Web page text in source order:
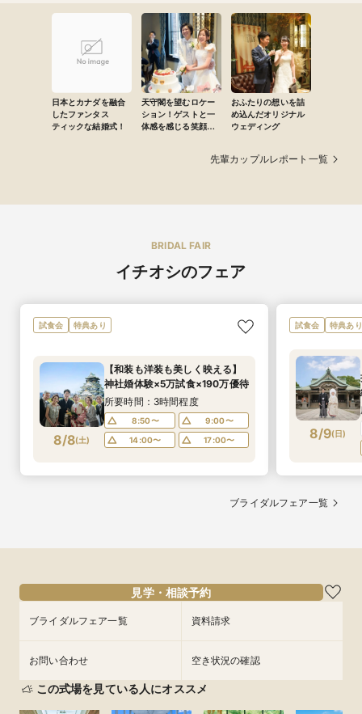
日本とカナダを融合
したファンタス
ティックな結婚式！
天守閣を望むロケー
ション！ゲストと一
体感を感じる笑顔は
おふたりの想いを詰
め込んだオリジナル
ウェディング
先輩カップルレポート一覧
BRIDAL FAIR
イチオシのフェア
試食会 特典あり
8/8(土)
【和装も洋装も美しく映える】
神社婚体験×5万試食×190万優待
所要時間：3時間程度
8:50〜
9:00〜
14:00〜
17:00〜
試食会 特典あり
8/9(日)
ブライダルフェア一覧
見学・相談予約
ブライダルフェア一覧 資料請求
お問い合わせ 空き状況の確認
この式場を見ている人にオススメ